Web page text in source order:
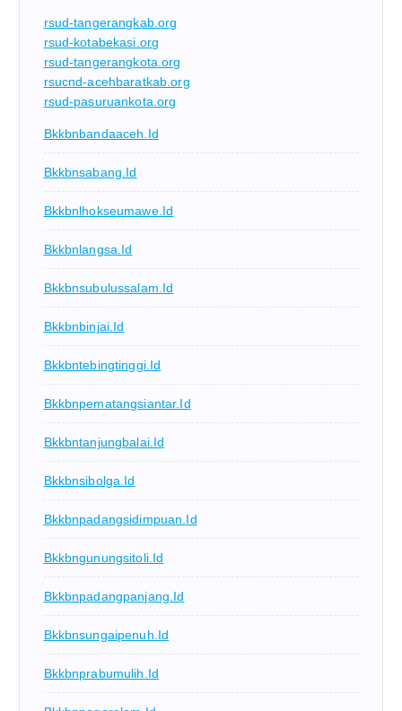
rsud-tangerangkab.org
rsud-kotabekasi.org
rsud-tangerangkota.org
rsucnd-acehbaratkab.org
rsud-pasuruankota.org
Bkkbnbandaaceh.id
Bkkbnsabang.id
Bkkbnlhokseumawe.id
Bkkbnlangsa.id
Bkkbnsubulussalam.id
Bkkbnbinjai.id
Bkkbntebingtinggi.id
Bkkbnpematangsiantar.id
Bkkbntanjungbalai.id
Bkkbnsibolga.id
Bkkbnpadangsidimpuan.id
Bkkbngunungsitoli.id
Bkkbnpadangpanjang.id
Bkkbnsungaipenuh.id
Bkkbnprabumulih.id